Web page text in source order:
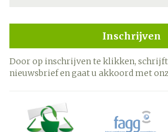
Inschrijven
Door op inschrijven te klikken,
nieuwsbrief en gaat u akkoord met